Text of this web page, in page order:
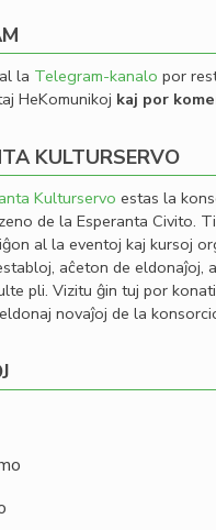
la Telegram-kanalo por
HeKomunikoj kaj por
KULTURSERVO
Kulturservo estas la
de la Esperanta Civito.
al la eventoj kaj kursoj
aĉeton de eldonaĵoj,
pli. Vizitu ĝin tuj por
novaĵoj de la